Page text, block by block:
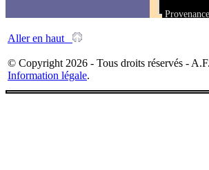
Aller en haut
© Copyright 2026 - Tous droits réservés -
Information légale.